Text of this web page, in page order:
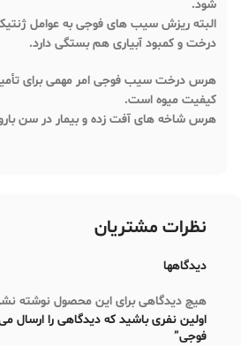
شود.
البته ریزش سیب های فوجی به عوامل
درخت و کمبود آبیاری هم بستگی دارد.
هرس درخت سیب فوجی امر مهمی برای
کیفیت میوه است.
هرس شاخه های آفت زده و بیمار در سن
نظرات مشتریان
دیدگاهها
هیچ دیدگاهی برای این محصول نوشته
اولین نفری باشید که دیدگاهی را ارسال
فوجی”